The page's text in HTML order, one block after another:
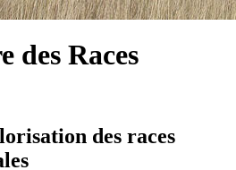
des Races
des races